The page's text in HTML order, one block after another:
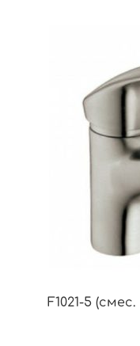
F1021-5